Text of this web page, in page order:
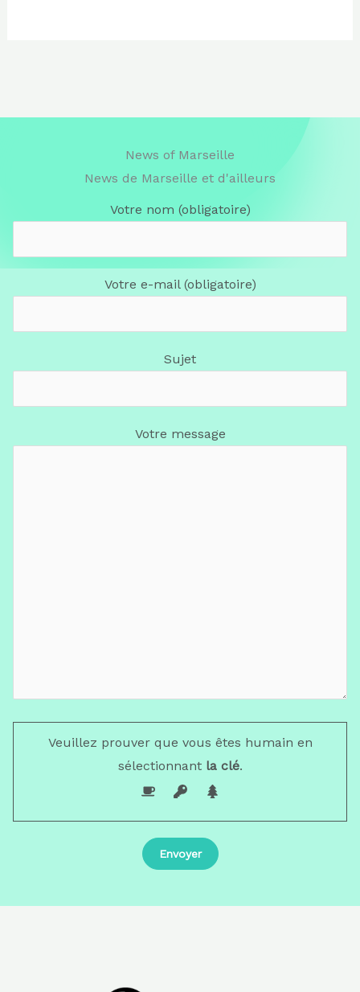
News of Marseille
News de Marseille et d'ailleurs
Votre nom (obligatoire)
Votre e-mail (obligatoire)
Sujet
Votre message
Veuillez prouver que vous êtes humain en
sélectionnantla clé.